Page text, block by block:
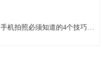
手机拍照必须知道的4个技巧，拍摄出来的照片美到不行!